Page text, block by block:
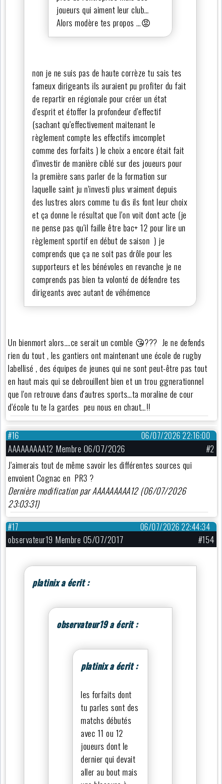
joueurs qui aiment leur club…
Alors modère tes propos …😡
non je ne suis pas de haute corrèze tu sais tes
fameux dirigeants ils auraient pu profiter du fait
de repartir en régionale pour créer un état
d'esprit et étoffer la profondeur d'effectif
(sachant qu'effectivement maitenant le
règlement compte les effectifs imcomplet
comme des forfaits ) le choix a encore était fait
d'investir de manière ciblé sur des joueurs pour
la première sans parler de la formation sur
laquelle saint ju n'investi plus vraiment depuis
des lustres alors comme tu dis ils font leur choix
et ça donne le résultat que l'on voit dont acte (je
ne pense pas qu'il faille être bac+ 12 pour lire un
règlement sportif en début de saison ) je
comprends que ça ne soit pas drôle pour les
supporteurs et les bénévoles en revanche je ne
comprends pas bien ta volonté de défendre tes
dirigeants avec autant de véhémence
Un bienmort alors….ce serait un comble 😘??? Je ne defends
rien du tout , les gantiers ont maintenant une école de rugby
labellisé , des équipes de jeunes qui ne sont peut-être pas tout
en haut mais qui se debrouillent bien et un trou ggnerationnel
que l'on retrouve dans d'autres sports…ta moraline de cour
d'école tu te la gardes peu nous en chaut…!!
06/07/2026 22:16:00
#16
AAAAAAAAA12 Membre 06/07/2026
#2
J'aimerais tout de même savoir les différentes sources qui
envoient Cognac en PR3 ?
Dernière modification par AAAAAAAAA12 (06/07/2026
23:03:31)
06/07/2026 22:44:34
#17
observateur19 Membre 05/07/2017 #154
platinix a écrit :
observateur19 a écrit :
platinix a écrit :
les forfaits dont
tu parles sont des
matchs débutés
avec 11 ou 12
joueurs dont le
dernier qui devait
aller au bout mais